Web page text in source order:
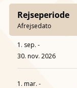
Rejseperiode
Afrejsedato
1. sep. -
30. nov. 2026
1. mar. -